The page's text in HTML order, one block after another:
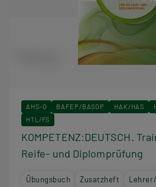
AHS-O BAFEP/BASOP HAK/HAS
HTL/FS
KOMPETENZ:DEUTSCH.
Reife- und Diplomprüfung
Übungsbuch Zusatzheft